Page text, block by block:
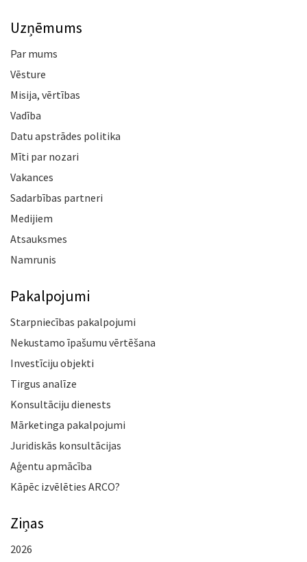
Uzņēmums
Par mums
Vēsture
Misija, vērtības
Vadība
Datu apstrādes politika
Mīti par nozari
Vakances
Sadarbības partneri
Medijiem
Atsauksmes
Namrunis
Pakalpojumi
Starpniecības pakalpojumi
Nekustamo īpašumu vērtēšana
Investīciju objekti
Tirgus analīze
Konsultāciju dienests
Mārketinga pakalpojumi
Juridiskās konsultācijas
Aģentu apmācība
Kāpēc izvēlēties ARCO?
Ziņas
2026